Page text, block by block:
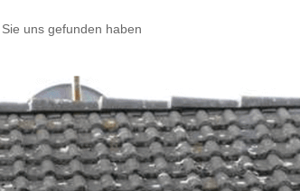
uns gefunden haben